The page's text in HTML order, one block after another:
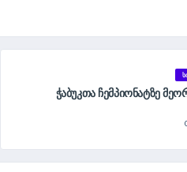
ᲭᲐᲑᲣᲙᲗᲐ ᲩᲔᲛᲞᲘᲝᲜᲐᲢᲖᲔ